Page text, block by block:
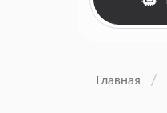
Главная